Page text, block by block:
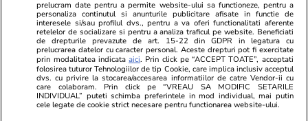
prelucram date pentru a permite website-ului sa functioneze, pentru a
personaliza continutul si anunturile publicitare afisate in functie de
interesele si/sau profilul dvs., pentru a va oferi functionalitati aferente
retelelor de socializare si pentru a analiza traficul pe website. Beneficiati
de drepturile prevazute de art. 15-22 din GDPR in legatura cu
prelucrarea datelor cu caracter personal. Aceste drepturi pot fi exercitate
prin modalitatea indicataaici. Prin click pe “ACCEPT TOATE”, acceptati
folosirea tuturor Tehnologiilor de tip Cookie, care implica inclusiv acceptul
dvs. cu privire la stocarea/accesarea informatiilor de catre Vendor-ii cu
care colaboram. Prin click pe “VREAU SA MODIFIC SETARILE
INDIVIDUAL” puteti schimba preferintele in mod individual, mai putin
cele legate de cookie strict necesare pentru functionarea website-ului.